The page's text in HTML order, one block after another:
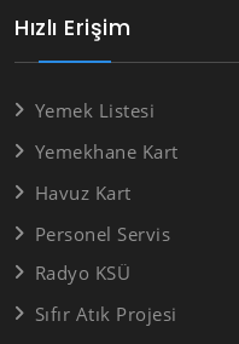
Hızlı Erişim
Yemek Listesi
Yemekhane Kart
Havuz Kart
Personel Servis
Radyo KSÜ
Sıfır Atık Projesi